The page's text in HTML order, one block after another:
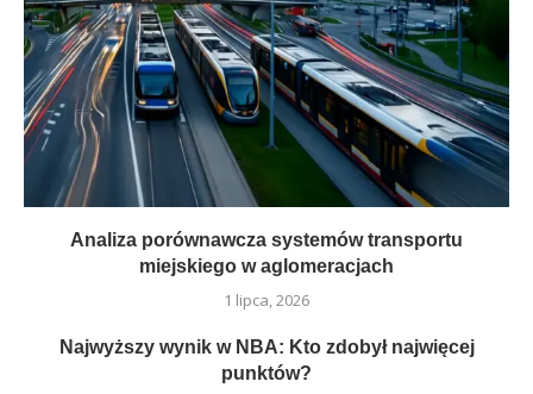
Analiza porównawcza systemów transportu
miejskiego w aglomeracjach
1 lipca, 2026
Najwyższy wynik w NBA: Kto zdobył najwięcej
punktów?